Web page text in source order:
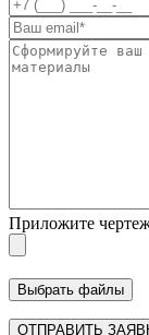
Приложите